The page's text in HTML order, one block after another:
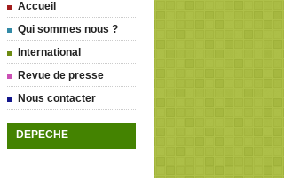
Accueil
Qui sommes nous ?
International
Revue de presse
Nous contacter
DEPECHE